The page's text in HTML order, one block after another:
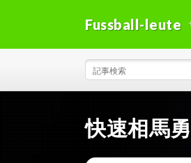
Fussball-leute
快速相馬